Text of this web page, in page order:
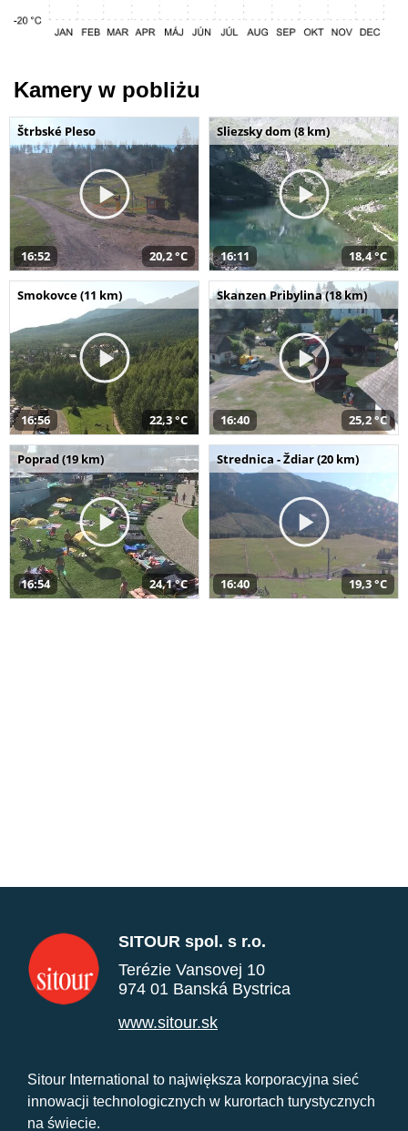
Kamery w pobliżu
Štrbské Pleso
16:52 20,2 °C
Sliezsky dom (8 km)
16:11 18,4 °C
Smokovce (11 km)
16:56 22,3 °C
Skanzen Pribylina (18 km)
16:40 25,2 °C
Poprad (19 km)
16:54 24,1 °C
Strednica - Ždiar (20 km)
16:40 19,3 °C
SITOUR spol. s r.o.
Terézie Vansovej 10
974 01 Banská Bystrica
www.sitour.sk
Sitour International to największa korporacyjna sieć
innowacji technologicznych w kurortach turystycznych
na świecie.